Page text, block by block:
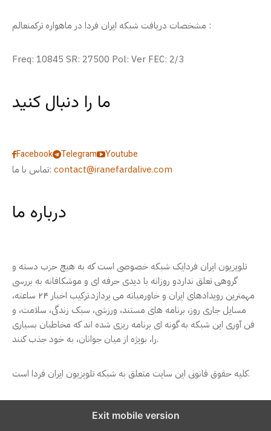
مشخصات دریافت شبکه ایران فردا در ماهواره ترکمنعالم :
Freq: 10845 SR: 27500 Pol: Ver FEC: 2/3
ما را دنبال کنید
Facebook Telegram
Youtube
تماس با ما: contact@iranefardalive.com
درباره ما
تلویزیون ایران فردایک شبکه خصوصی است که به هیچ حزب دسته و
گروهی تعلق نداردو روزانه با دیدی حرفه ای و موشکافانه به بررسی
مهمترین رویدادهای ایران و خاورمیانه می پردازد.ترکیب اخبار ۲۴ ساعته،
مسایل جاری روز، برنامه های مستند، ورزشی، سبک زندگی، سلامت، و
فن آوری این شبکه به گونه ای برنامه ریزی شده اند که مخاطبان بسیاری
را، بویژه از میان جوانان، به خود جذب کنند.
کلیه حقوق قانونی این سایت متعلق به شبکه تلویزیون ایران فردا است.
Exit mobile version